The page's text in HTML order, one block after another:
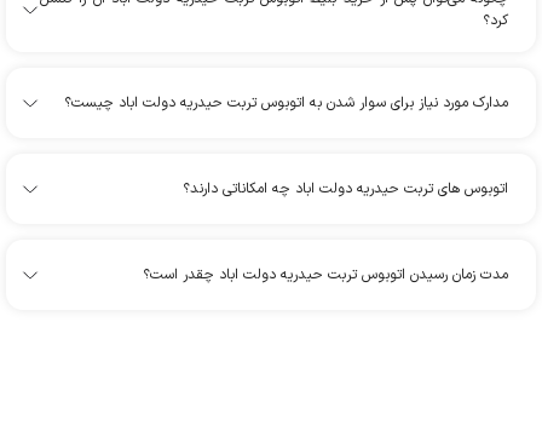
کرد؟
مدارک مورد نیاز برای سوار شدن به اتوبوس تربت حیدریه دولت اباد چیست؟
اتوبوس های تربت حیدریه دولت اباد چه امکاناتی دارند؟
مدت زمان رسیدن اتوبوس تربت حیدریه دولت اباد چقدر است؟